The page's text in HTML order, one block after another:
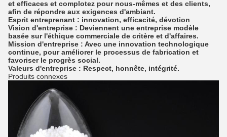
et efficaces et complotez pour nous-mêmes et des clients,
afin de répondre aux exigences d'ambiant.
Esprit entreprenant : innovation, efficacité, dévotion
Vision d'entreprise : Deviennent une entreprise modèle
basée sur l'éthique commerciale de critère et d'affaires.
Mission d'entreprise : Avec une innovation technologique
continue, pour améliorer le processus de fabrication et
favoriser le progrès social.
Valeurs d'entreprise : Respect, honnête, intégrité.
Produits connexes